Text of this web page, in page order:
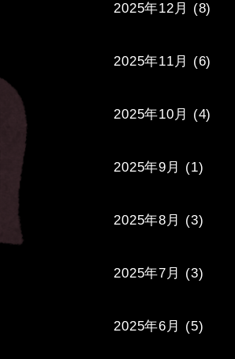
2025年12月 (8)
2025年11月 (6)
2025年10月 (4)
2025年9月 (1)
2025年8月 (3)
2025年7月 (3)
2025年6月 (5)